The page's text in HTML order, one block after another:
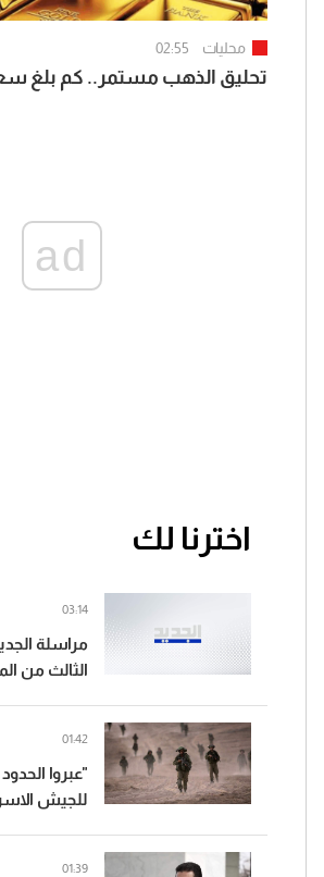
محليات 02:55
تحليق الذهب مستمر.. كم بلغ
ad
اخترنا لك
مراسلة
الثالث من
03:14
"عبروا
للجيش
01:42
01:39